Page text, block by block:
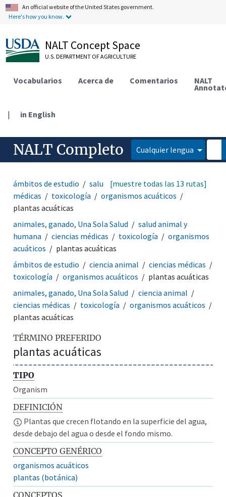
An official website of the United States government.
Here's how you know.
NALT Concept Space
U.S. DEPARTMENT OF AGRICULTURE
Vocabularios Acerca de Comentarios NALT
| in English
NALT Completo Cualquier lengua
ámbitos de estudio salud animal y humana
ciencias
médicas
toxicología
organismos acuáticos
plantas acuáticas
[muestre todas las 13 rutas]
animales, ganado, Una Sola Salud
salud animal y
humana
ciencias médicas toxicología
organismos
acuáticos
plantas acuáticas
ámbitos de estudio
ciencia animal
ciencias médicas
toxicología
organismos acuáticos
plantas acuáticas
animales, ganado, Una Sola Salud
ciencia animal
ciencias médicas
toxicología
organismos acuáticos
plantas acuáticas
TÉRMINO PREFERIDO
plantas acuáticas
TIPO
Organism
DEFINICIÓN
Plantas que crecen flotando en la superficie del agua,
desde debajo del agua o desde el fondo mismo.
CONCEPTO GENÉRICO
organismos acuáticos
plantas (botánica)
CONCEPTOS